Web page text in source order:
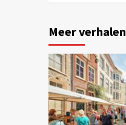
Meer verhalen